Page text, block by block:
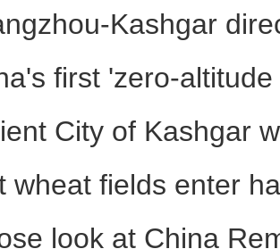
吴军宝：在这里拍
Kashgar
first 'zero-
City of Kashgar
wheat fields enter
look at China